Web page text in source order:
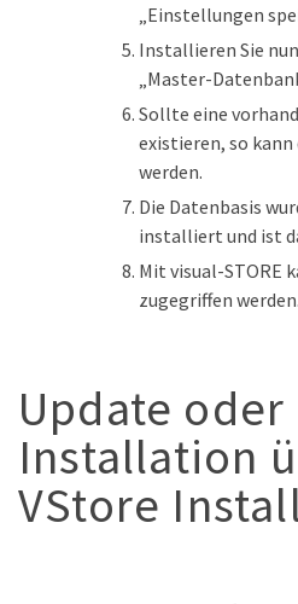
„Einstellungen
Installieren Sie
„Master-
Sollte eine
existieren, so
werden.
Die Datenbasis
installiert und ist
Mit visual-STORE
zugegriffen werden.
Update oder
Installation
VStore